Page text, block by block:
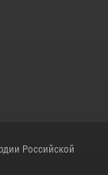
Российской